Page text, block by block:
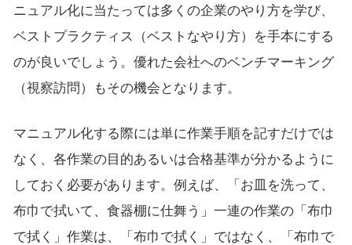
ニュアル化に当たっては多くの企業のやり方を学び、
ベストプラクティス（ベストなやり方）を手本にする
のが良いでしょう。優れた会社へのベンチマーキング
（視察訪問）もその機会となります。
マニュアル化する際には単に作業手順を記すだけでは
なく、各作業の目的あるいは合格基準が分かるように
しておく必要があります。例えば、「お皿を洗って、
布巾で拭いて、食器棚に仕舞う」一連の作業の「布巾
で拭く」作業は、「布巾で拭く」ではなく、「布巾で